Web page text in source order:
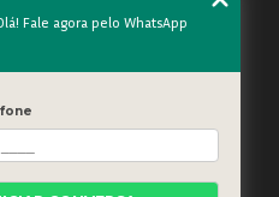
Blog
Fale agora pelo WhatsApp